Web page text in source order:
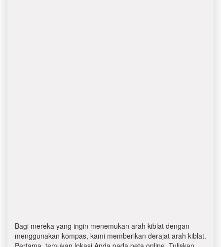
Bagi mereka yang ingin menemukan arah kiblat dengan
menggunakan kompas, kami memberikan derajat arah kiblat.